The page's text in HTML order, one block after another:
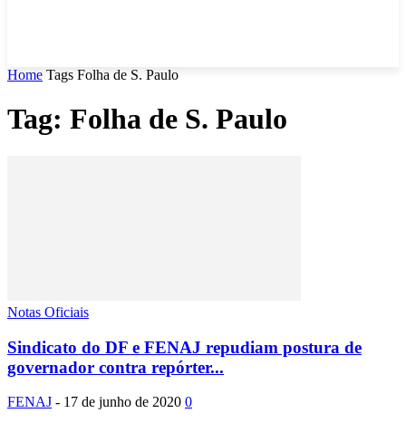
Home Tags Folha de S. Paulo
Tag: Folha de S. Paulo
Notas Oficiais
Sindicato do DF e FENAJ repudiam postura de
governador contra repórter...
FENAJ - 17 de junho de 2020 0